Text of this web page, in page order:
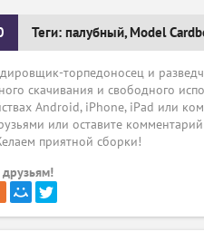
Теги: палубный, Model
торпедоносец и
скачивания и свободного
Android, iPhone, iPad или
или оставите
приятной сборки!
друзьям!